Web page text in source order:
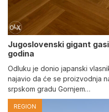
Jugoslovenski gigant
godina
Odluku je donio japanski
najavio da će se proizvodnja
srpskom gradu Gornjem…
REGION